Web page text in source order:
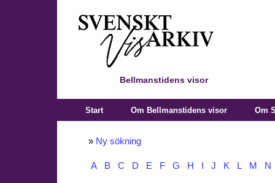
Bellmanstidens visor
Start Om Bellmanstidens visor Om
» Ny sökning
A B C D E F G H J K L M N